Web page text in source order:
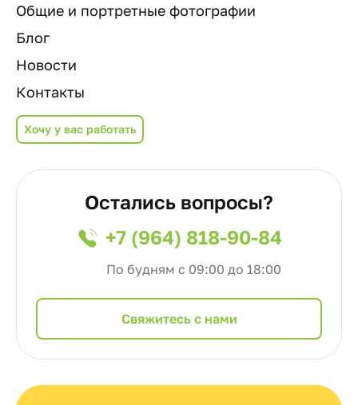
Общие и портретные фотографии
Блог
Новости
Контакты
Хочу у вас работать
Остались вопросы?
+7 (964) 818-90-84
По будням с 09:00 до 18:00
Cвяжитесь с нами